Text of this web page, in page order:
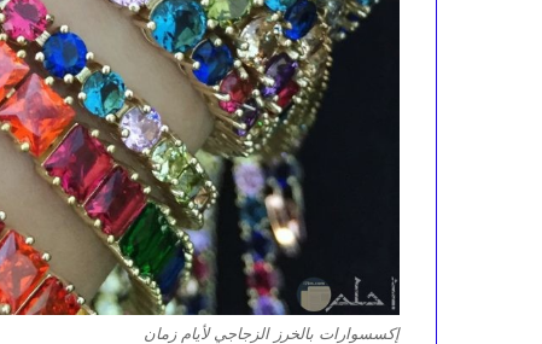
إكسسوارات بالخرز الزجاجي لأيام زمان